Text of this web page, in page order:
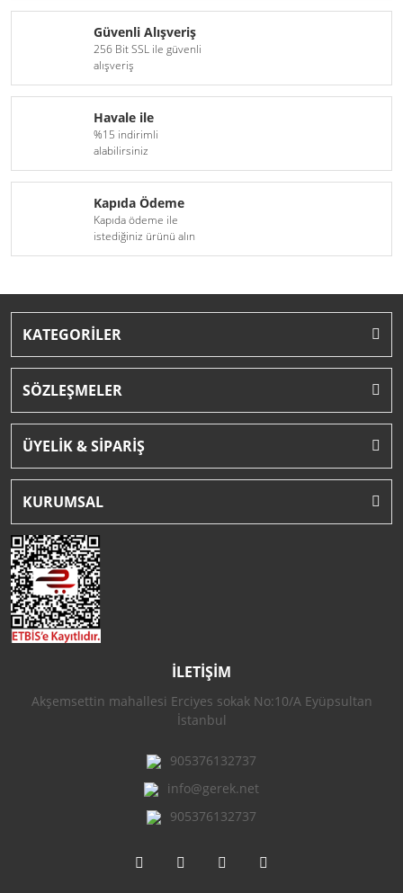
Güvenli Alışveriş
256 Bit SSL ile güvenli
alışveriş
Havale ile
%15 indirimli
alabilirsiniz
Kapıda Ödeme
Kapıda ödeme ile
istediğiniz ürünü alın
KATEGORİLER
SÖZLEŞMELER
ÜYELİK & SİPARİŞ
KURUMSAL
İLETİŞİM
Akşemsettin mahallesi Erciyes sokak No:10/A Eyüpsultan
İstanbul
905376132737
info@gerek.net
905376132737